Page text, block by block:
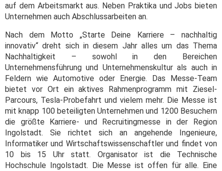
auf dem Arbeitsmarkt aus. Neben Praktika und Jobs bieten
Unternehmen auch Abschlussarbeiten an.
Nach dem Motto „Starte Deine Karriere – nachhaltig
innovativ“ dreht sich in diesem Jahr alles um das Thema
Nachhaltigkeit – sowohl in den Bereichen
Unternehmensführung und Unternehmenskultur als auch in
Feldern wie Automotive oder Energie. Das Messe-Team
bietet vor Ort ein aktives Rahmenprogramm mit Ziesel-
Parcours, Tesla-Probefahrt und vielem mehr. Die Messe ist
mit knapp 100 beteiligten Unternehmen und 1200 Besuchern
die größte Karriere- und Recruitingmesse in der Region
Ingolstadt. Sie richtet sich an angehende Ingenieure,
Informatiker und Wirtschaftswissenschaftler und findet von
10 bis 15 Uhr statt. Organisator ist die Technische
Hochschule Ingolstadt. Die Messe ist offen für alle. Eine